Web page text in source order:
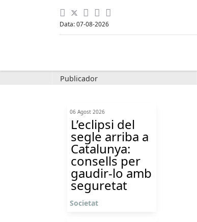
Data: 07-08-2026
Publicador
06 Agost 2026
L’eclipsi del
segle arriba a
Catalunya:
consells per
gaudir-lo amb
seguretat
Societat